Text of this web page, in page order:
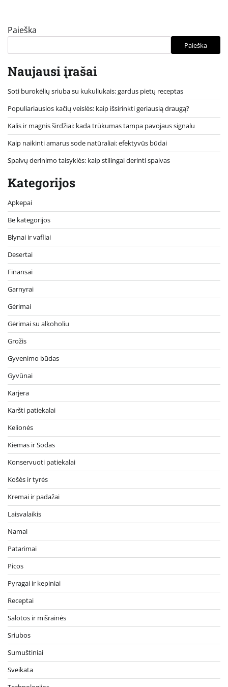
Paieška
Paieška
Naujausi įrašai
Soti burokėlių sriuba su kukuliukais: gardus pietų receptas
Populiariausios kačių veislės: kaip išsirinkti geriausią draugą?
Kalis ir magnis širdžiai: kada trūkumas tampa pavojaus signalu
Kaip naikinti amarus sode natūraliai: efektyvūs būdai
Spalvų derinimo taisyklės: kaip stilingai derinti spalvas
Kategorijos
Apkepai
Be kategorijos
Blynai ir vafliai
Desertai
Finansai
Garnyrai
Gėrimai
Gėrimai su alkoholiu
Grožis
Gyvenimo būdas
Gyvūnai
Karjera
Karšti patiekalai
Kelionės
Kiemas ir Sodas
Konservuoti patiekalai
Košės ir tyrės
Kremai ir padažai
Laisvalaikis
Namai
Patarimai
Picos
Pyragai ir kepiniai
Receptai
Salotos ir mišrainės
Sriubos
Sumuštiniai
Sveikata